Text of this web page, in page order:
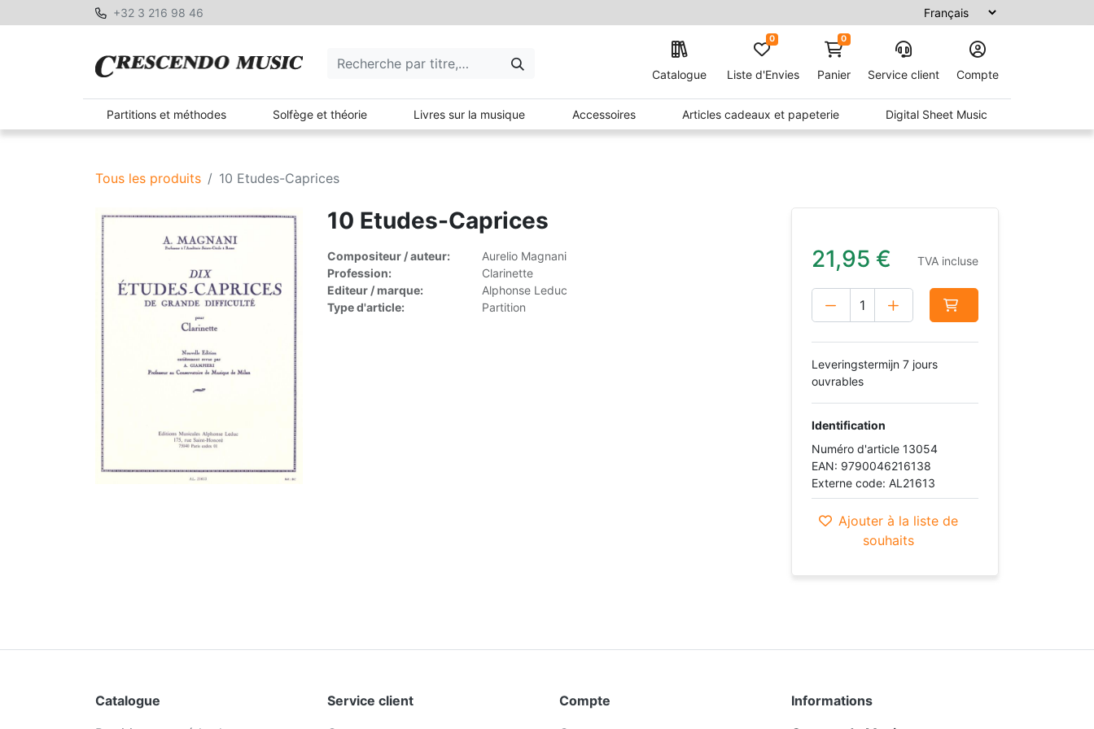
+32 3 216 98 46
Catalogue Liste d'Envies
0 0
Panier Service client Compte
Partitions et méthodes Solfège et théorie Livres sur la musique Accessoires Articles cadeaux et papeterie Digital Sheet Music
Tous les produits 10 Etudes-Caprices
10 Etudes-Caprices
Compositeur / auteur:
Aurelio Magnani
Profession:
Clarinette
Editeur / marque:
Alphonse Leduc
Type d'article:
Partition
21,95 € TVA incluse
Leveringstermijn 7 jours
ouvrables
Identification
Numéro d'article 13054
EAN: 9790046216138
Externe code: AL21613
Ajouter à la liste de
souhaits
Catalogue
Service client
Compte
Informations